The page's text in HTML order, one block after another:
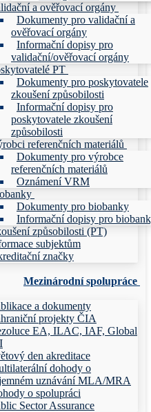
a ověřovací orgány
Dokumenty pro validační a
ověřovací orgány
Informační dopisy pro
validační/ověřovací orgány
PT
Dokumenty pro poskytovatele
zkoušení způsobilosti
Informační dopisy pro
poskytovatele zkoušení
způsobilosti
referenčních materiálů
Dokumenty pro výrobce
referenčních materiálů
Oznámení VRM
Dokumenty pro biobanky
Informační dopisy pro
způsobilosti (PT)
subjektům
značky
Mezinárodní spolupráce
a dokumenty
projekty ČIA
EA, ILAC, IAF, Global
den akreditace
dohody o
uznávání MLA/MRA
o spolupráci
Sector Assurance